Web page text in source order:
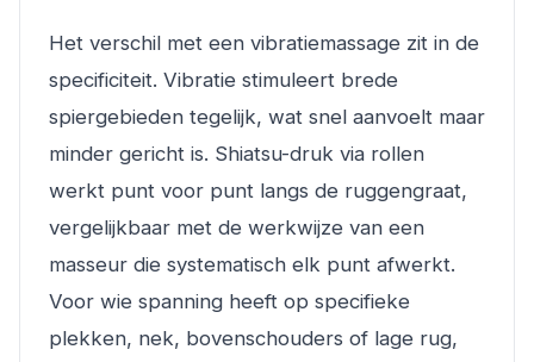
Het verschil met een vibratiemassage zit in de
specificiteit. Vibratie stimuleert brede
spiergebieden tegelijk, wat snel aanvoelt maar
minder gericht is. Shiatsu-druk via rollen
werkt punt voor punt langs de ruggengraat,
vergelijkbaar met de werkwijze van een
masseur die systematisch elk punt afwerkt.
Voor wie spanning heeft op specifieke
plekken, nek, bovenschouders of lage rug,